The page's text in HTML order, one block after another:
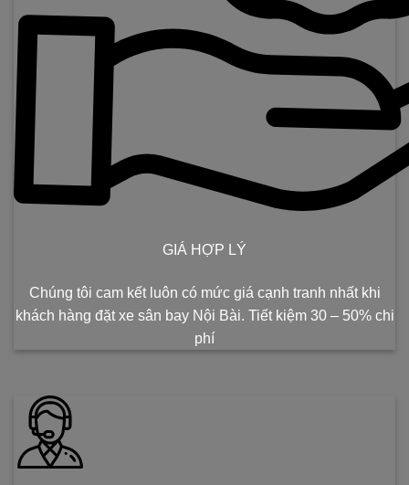
GIÁ HỢP LÝ
Chúng tôi cam kết luôn có mức giá cạnh tranh nhất khi
khách hàng đặt xe sân bay Nội Bài. Tiết kiệm 30 – 50% chi
phí